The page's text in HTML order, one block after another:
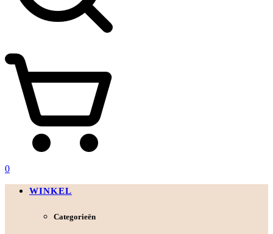
0
WINKEL
Categorieën